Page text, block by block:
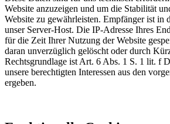
Website anzuzeigen und um die Stabilität
Website zu gewährleisten. Empfänger ist in
unser Server-Host. Die IP-Adresse Ihres
für die Zeit Ihrer Nutzung der Website
daran unverzüglich gelöscht oder durch
Rechtsgrundlage ist Art. 6 Abs. 1 S. 1 lit. f
unsere berechtigten Interessen aus den
ergeben.